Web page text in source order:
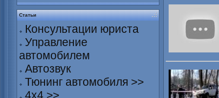
Статьи
Консультации юриста
Управление
автомобилем
Автозвук
Тюнинг автомобиля >>
4х4 >>